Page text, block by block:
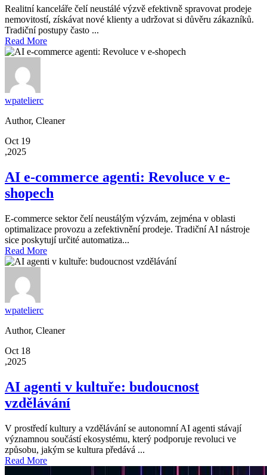
Realitní kanceláře čelí neustálé výzvě efektivně spravovat prodeje
nemovitostí, získávat nové klienty a udržovat si důvěru zákazníků.
Tradiční postupy často ...
Read More
wpatelierc
Author, Cleaner
Oct 19
,2025
AI e-commerce agenti: Revoluce v e-
shopech
E-commerce sektor čelí neustálým výzvám, zejména v oblasti
optimalizace provozu a zefektivnění prodeje. Tradiční AI nástroje
sice poskytují určité automatiza...
Read More
wpatelierc
Author, Cleaner
Oct 18
,2025
AI agenti v kultuře: budoucnost
vzdělávání
V prostředí kultury a vzdělávání se autonomní AI agenti stávají
významnou součástí ekosystému, který podporuje revoluci ve
způsobu, jakým se kultura předává ...
Read More